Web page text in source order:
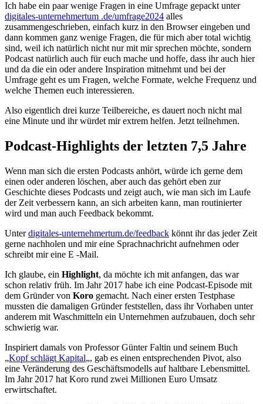
Ich habe ein paar wenige Fragen in eine Umfrage gepackt unter
digitales-unternehmertum .de/umfrage2024 alles
zusammengeschrieben, einfach kurz in den Browser eingeben und
dann kommen ganz wenige Fragen, die für mich aber total wichtig
sind, weil ich natürlich nicht nur mit mir sprechen möchte, sondern
Podcast natürlich auch für euch mache und hoffe, dass ihr auch hier
und da die ein oder andere Inspiration mitnehmt und bei der
Umfrage geht es um Fragen, welche Formate, welche Frequenz und
welche Themen euch interessieren.
Also eigentlich drei kurze Teilbereiche, es dauert noch nicht mal
eine Minute und ihr würdet mir extrem helfen. Jetzt teilnehmen.
Podcast-Highlights der letzten 7,5 Jahre
Wenn man sich die ersten Podcasts anhört, würde ich gerne dem
einen oder anderen löschen, aber auch das gehört eben zur
Geschichte dieses Podcasts und zeigt auch, wie man sich im Laufe
der Zeit verbessern kann, an sich arbeiten kann, man routinierter
wird und man auch Feedback bekommt.
Unterdigitales-unternehmertum.de/feedback könnt ihr das jeder Zeit
gerne nachholen und mir eine Sprachnachricht aufnehmen oder
schreibt mir eine E -Mail.
Ich glaube, ein Highlight, da möchte ich mit anfangen, das war
schon relativ früh. Im Jahr 2017 habe ich eine Podcast-Episode mit
dem Gründer von Koro gemacht. Nach einer ersten Testphase
mussten die damaligen Gründer feststellen, dass ihr Vorhaben unter
anderem mit Waschmitteln ein Unternehmen aufzubauen, doch sehr
schwierig war.
Inspiriert damals von Professor Günter Faltin und seinem Buch
„Kopf schlägt Kapital„, gab es einen entsprechenden Pivot, also
eine Veränderung des Geschäftsmodells auf haltbare Lebensmittel.
Im Jahr 2017 hat Koro rund zwei Millionen Euro Umsatz
erwirtschaftet.